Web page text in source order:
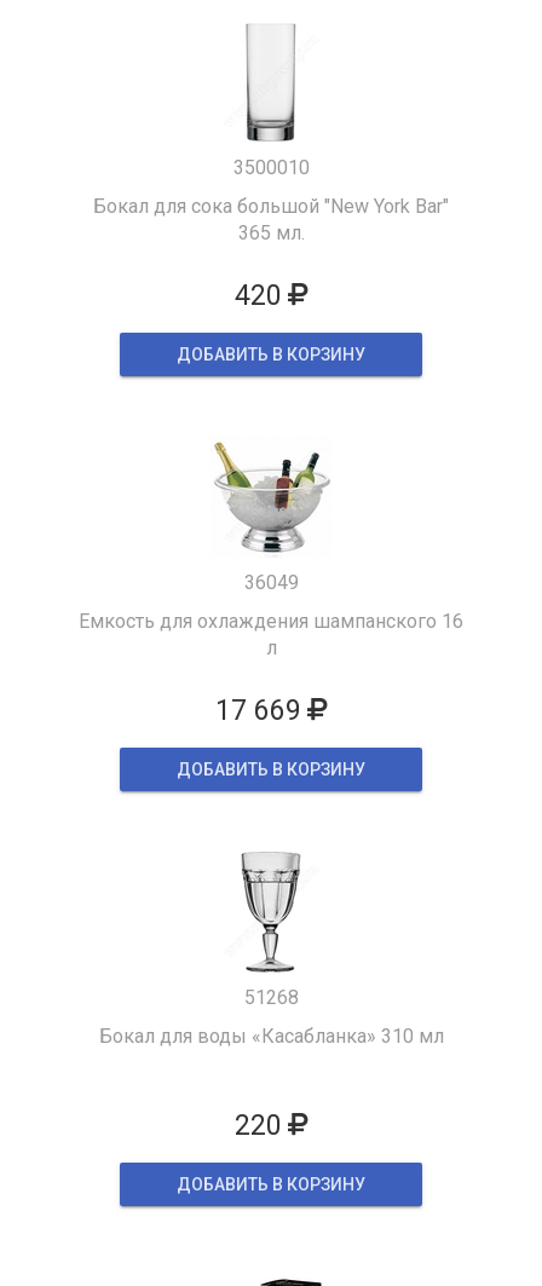
3500010
Бокал для сока большой "New York Bar"
365 мл.
420
ДОБАВИТЬ В КОРЗИНУ
36049
Емкость для охлаждения шампанского 16
л
17 669
ДОБАВИТЬ В КОРЗИНУ
51268
Бокал для воды «Касабланка» 310 мл
220
ДОБАВИТЬ В КОРЗИНУ